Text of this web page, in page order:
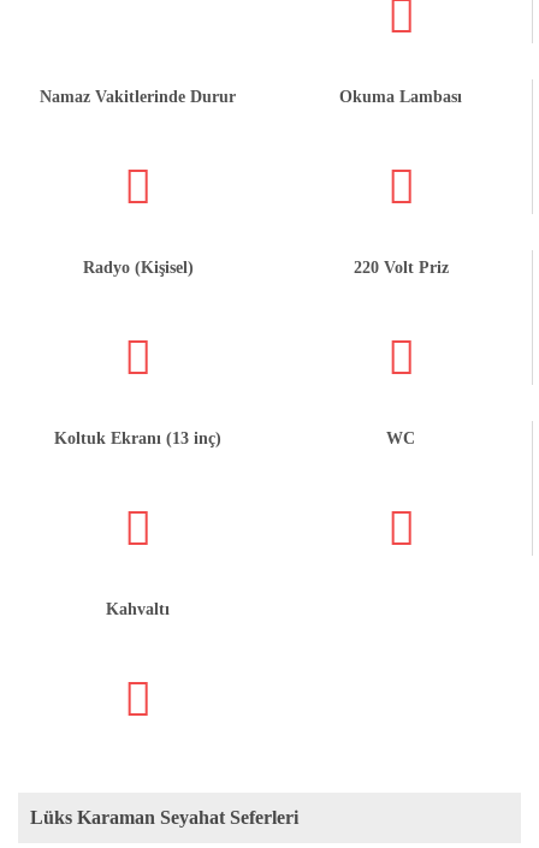
Namaz Vakitlerinde Durur Okuma Lambası
Radyo (Kişisel) 220 Volt Priz
Koltuk Ekranı (13 inç) WC
Kahvaltı
Lüks Karaman Seyahat Seferleri